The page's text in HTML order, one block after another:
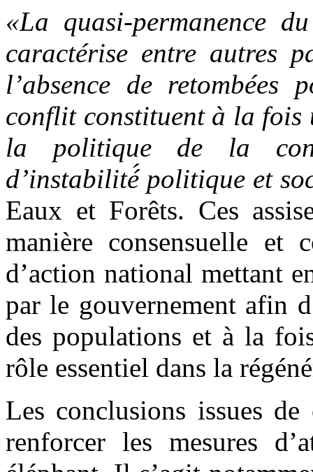
«La quasi-permanence
caractérise entre autres
l’absence de retombées
conflit constituent à la fois
la politique de la
d’instabilité́ politique et
Eaux et Forêts. Ces
manière consensuelle et
d’action national mettant
par le gouvernement afin
des populations et à la
rôle essentiel dans la
Les conclusions issues
renforcer les mesures